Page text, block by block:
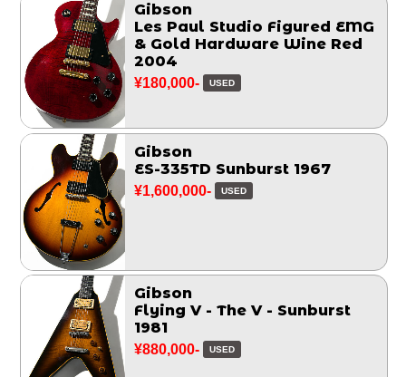
Gibson
Les Paul Studio Figured EMG
& Gold Hardware Wine Red
2004
¥180,000- USED
Gibson
ES-335TD Sunburst 1967
¥1,600,000- USED
Gibson
Flying V - The V - Sunburst
1981
¥880,000- USED